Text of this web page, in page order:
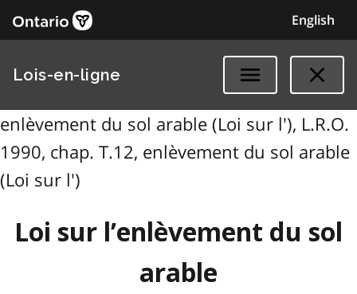
English
Lois-en-ligne
enlèvement du sol arable (Loi sur l'), L.R.O.
1990, chap. T.12, enlèvement du sol arable
(Loi sur l')
Loi sur l’enlèvement du sol
arable